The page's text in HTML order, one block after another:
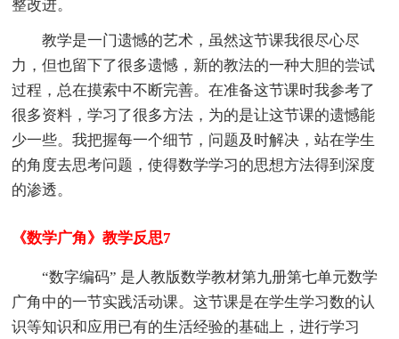
整改进。
教学是一门遗憾的艺术，虽然这节课我很尽心尽
力，但也留下了很多遗憾，新的教法的一种大胆的尝试
过程，总在摸索中不断完善。在准备这节课时我参考了
很多资料，学习了很多方法，为的是让这节课的遗憾能
少一些。我把握每一个细节，问题及时解决，站在学生
的角度去思考问题，使得数学学习的思想方法得到深度
的渗透。
《数学广角》教学反思7
“数字编码” 是人教版数学教材第九册第七单元数学
广角中的一节实践活动课。这节课是在学生学习数的认
识等知识和应用已有的生活经验的基础上，进行学习